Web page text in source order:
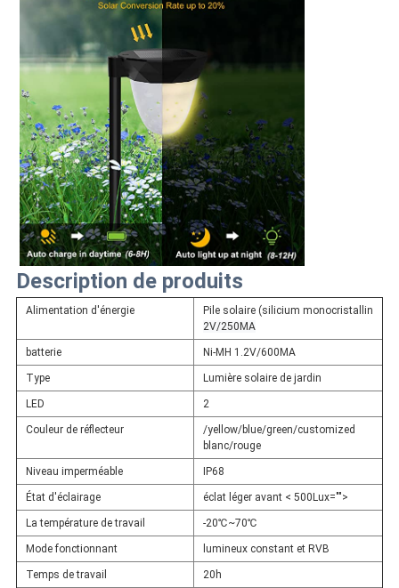
Description de produits
Alimentation d'énergie
Pile solaire (silicium monocristallin
2V/250MA
batterie Ni-MH 1.2V/600MA
Type Lumière solaire de jardin
LED 2
Couleur de réflecteur
/yellow/blue/green/customized
blanc/rouge
Niveau imperméable IP68
État d'éclairage éclat léger avant < 500Lux="">
La température de travail -20℃~70℃
Mode fonctionnant lumineux constant et RVB
Temps de travail 20h